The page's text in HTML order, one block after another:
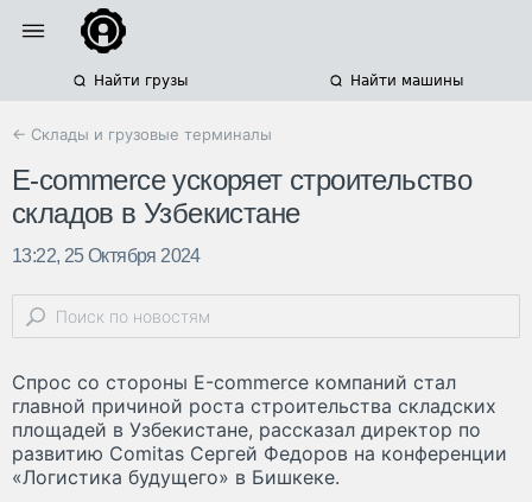
Найти грузы Найти машины
← Склады и грузовые терминалы
E-commerce ускоряет строительство
складов в Узбекистане
13:22, 25 Октября 2024
Спрос со стороны Е-commerce компаний стал
главной причиной роста строительства складских
площадей в Узбекистане, рассказал директор по
развитию Comitas Сергей Федоров на конференции
«Логистика будущего» в Бишкеке.